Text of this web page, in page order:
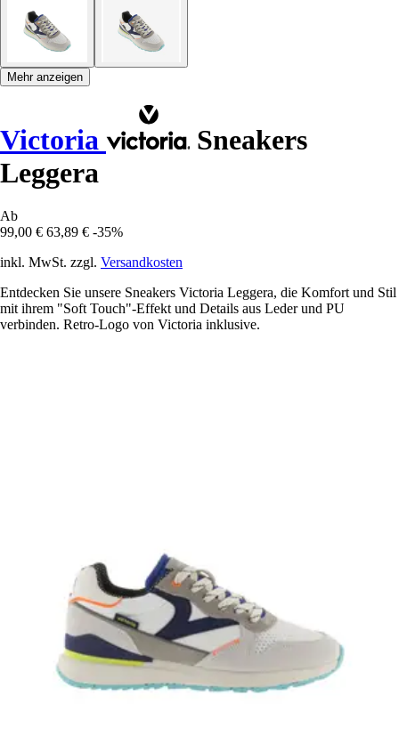
Mehr anzeigen
Victoria
Sneakers
Leggera
Ab
99,00 € 63,89 € -35%
inkl. MwSt. zzgl. Versandkosten
Entdecken Sie unsere Sneakers Victoria Leggera, die Komfort und Stil
mit ihrem "Soft Touch"-Effekt und Details aus Leder und PU
verbinden. Retro-Logo von Victoria inklusive.